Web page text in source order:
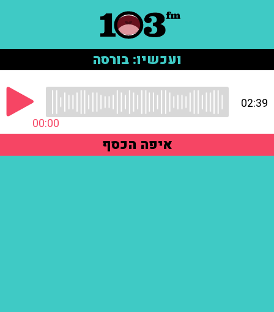
ועכשיו: בורסה
00:00
02:39
איפה הכסף